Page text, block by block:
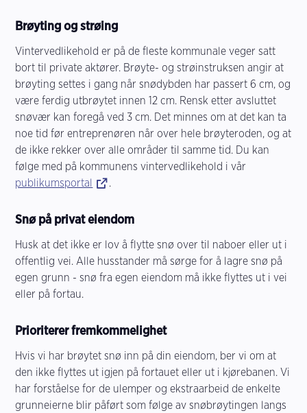
Brøyting og strøing
Vintervedlikehold er på de fleste kommunale veger satt
bort til private aktører. Brøyte- og strøinstruksen angir at
brøyting settes i gang når snødybden har passert 6 cm, og
være ferdig utbrøytet innen 12 cm. Rensk etter avsluttet
snøvær kan foregå ved 3 cm. Det minnes om at det kan ta
noe tid før entreprenøren når over hele brøyteroden, og at
de ikke rekker over alle områder til samme tid. Du kan
følge med på kommunens vintervedlikehold i vår
publikumsportal
.
Snø på privat eiendom
Husk at det ikke er lov å flytte snø over til naboer eller ut i
offentlig vei. Alle husstander må sørge for å lagre snø på
egen grunn - snø fra egen eiendom må ikke flyttes ut i vei
eller på fortau.
Prioriterer fremkommelighet
Hvis vi har brøytet snø inn på din eiendom, ber vi om at
den ikke flyttes ut igjen på fortauet eller ut i kjørebanen. Vi
har forståelse for de ulemper og ekstraarbeid de enkelte
grunneierne blir påført som følge av snøbrøytingen langs